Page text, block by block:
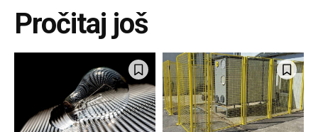
Pročitaj još